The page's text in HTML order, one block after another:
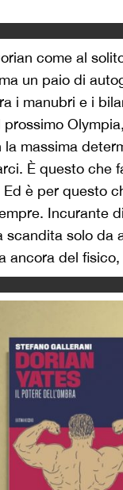
come al
un paio di
i manubri e i
prossimo
massima
È questo che
è per questo
Incurante
scandita solo da
ancora del